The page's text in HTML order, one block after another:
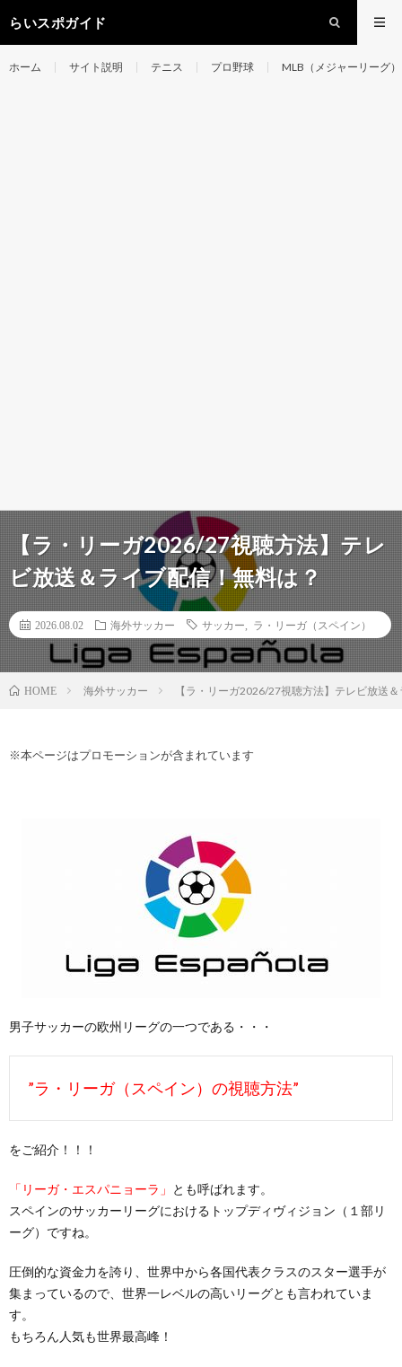
らいスポガイド
ホーム サイト説明 テニス プロ野球 MLB（メジャーリーグ）
【ラ・リーガ2026/27視聴方法】テレ
ビ放送＆ライブ配信！無料は？
2026.08.02 海外サッカー サッカー ラ・リーガ（スペイン）
HOME 海外サッカー 【ラ・リーガ2026/27視聴方法】テレビ放送
※本ページはプロモーションが含まれています
男子サッカーの欧州リーグの一つである・・・
”ラ・リーガ（スペイン）の視聴方法”
をご紹介！！！
「リーガ・エスパニョーラ」 とも呼ばれます。
スペインのサッカーリーグにおけるトップディヴィジョン（１部リ
ーグ）ですね。
圧倒的な資金力を誇り、世界中から各国代表クラスのスター選手が
集まっているので、世界一レベルの高いリーグとも言われていま
す。
もちろん人気も世界最高峰！